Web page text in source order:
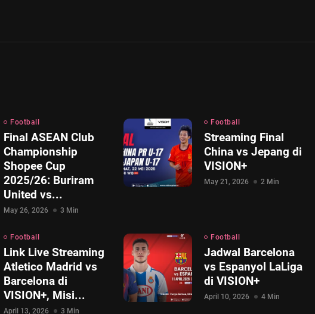
Football
Final ASEAN Club
Championship
Shopee Cup
2025/26: Buriram
United vs...
May 26, 2026 3 Min
Football
Streaming Final
China vs Jepang di
VISION+
May 21, 2026 2 Min
Football
Link Live Streaming
Atletico Madrid vs
Barcelona di
VISION+, Misi...
April 13, 2026 3 Min
Football
Jadwal Barcelona
vs Espanyol LaLiga
di VISION+
April 10, 2026 4 Min